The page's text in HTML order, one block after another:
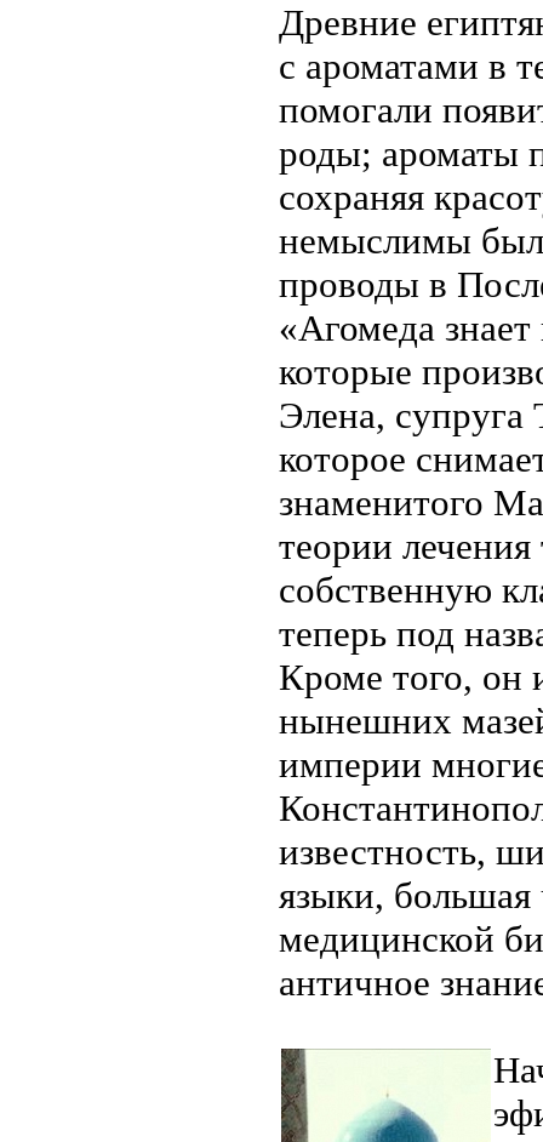
Древние
с ароматами в
помогали
роды; ароматы
сохраняя
немыслимы
проводы в
«Агомеда
которые
Элена, супруга
которое
знаменитого
теории
собственную
теперь под
Кроме того, он
нынешних
империи
известность,
языки, большая
медицинской
античное